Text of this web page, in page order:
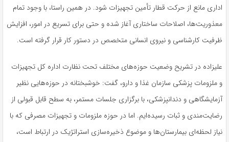
اداری مانع از حرکت قطار تأمین تجهیزات شود. در همین راستا، با وجود تمام
معذوریت‌ها، اصلاحات ساختاری آغاز شده و حتی برای تسریع در امور، افزایش
ظرفیت کارشناسی و نیروی انسانی متخصص در دستور کار قرار گرفته است.
علیزاده در تشریح وضعیت حوزه‌های مختلف تحت نظارت اداره کل تجهیزات
و ملزومات پزشکی سازمان غذا و دارو، گفت: خوشبختانه در حوزه‌هایی نظیر
آزمایشگاهی و دندانپزشکی، با برگزاری جلسات مستمر، به سطح قابل قبولی از
رضایت‌مندی و ثبات رسیده‌ایم. اما در حوزه ملزومات و تجهیزات مصرفی که با
نیاز لحظه‌ای بیمارستان‌ها و موضوع ذخیره‌سازی استراتژیک در ارتباط است،